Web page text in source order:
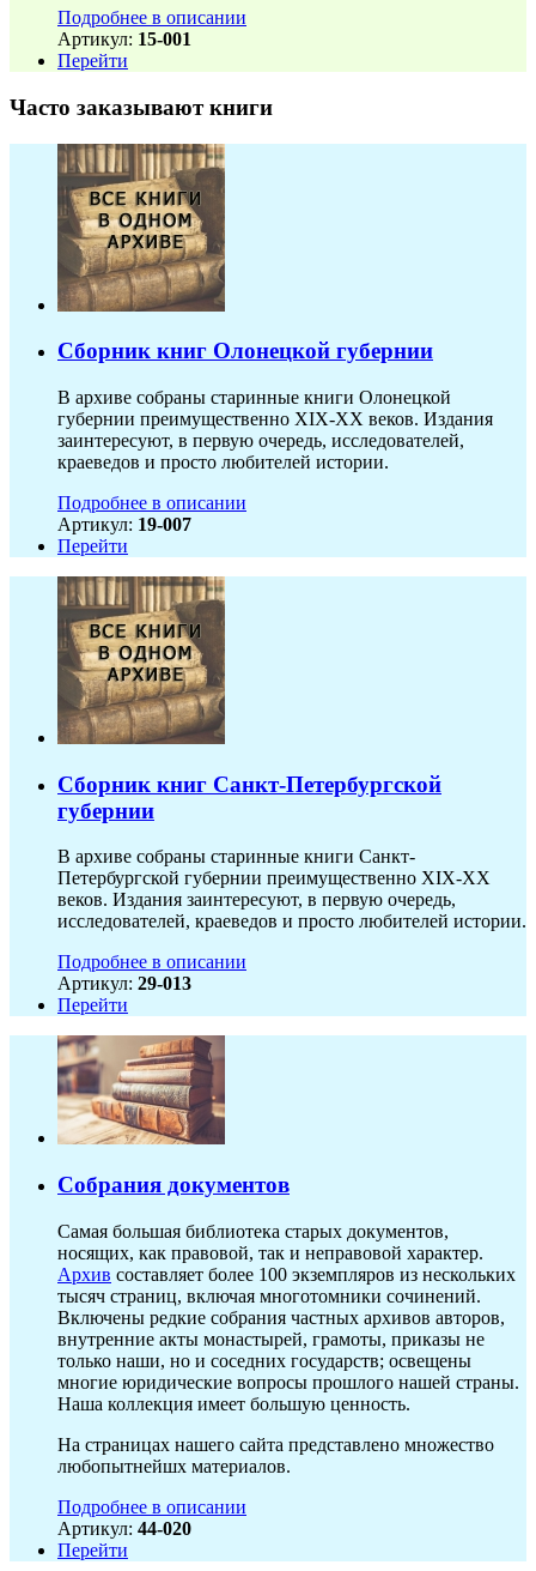
Подробнее в описании
Артикул: 15-001
Перейти
Часто заказывают книги
Сборник книг Олонецкой губернии
В архиве собраны старинные книги Олонецкой
губернии преимущественно XIX-ХХ веков. Издания
заинтересуют, в первую очередь, исследователей,
краеведов и просто любителей истории.
Подробнее в описании
Артикул: 19-007
Перейти
Сборник книг Санкт-Петербургской
губернии
В архиве собраны старинные книги Санкт-
Петербургской губернии преимущественно XIX-ХХ
веков. Издания заинтересуют, в первую очередь,
исследователей, краеведов и просто любителей истории.
Подробнее в описании
Артикул: 29-013
Перейти
Собрания документов
Самая большая библиотека старых документов,
носящих, как правовой, так и неправовой характер.
Архив составляет более 100 экземпляров из нескольких
тысяч страниц, включая многотомники сочинений.
Включены редкие собрания частных архивов авторов,
внутренние акты монастырей, грамоты, приказы не
только наши, но и соседних государств; освещены
многие юридические вопросы прошлого нашей страны.
Наша коллекция имеет большую ценность.
На страницах нашего сайта представлено множество
любопытнейшх материалов.
Подробнее в описании
Артикул: 44-020
Перейти